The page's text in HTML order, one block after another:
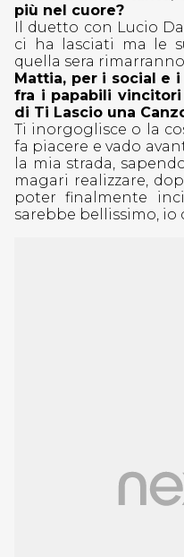
più nel cuore?
Il duetto con Lucio
ci ha lasciati ma le
quella sera
Mattia, per i social e
fra i papabili
di Ti Lascio una
Ti inorgoglisce o la
fa piacere e vado
la mia strada,
magari realizzare,
poter finalmente
sarebbe bellissimo, io